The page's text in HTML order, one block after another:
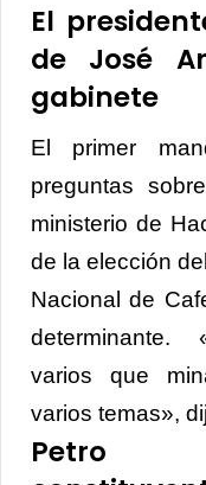
El
de José
gabinete
El primer
preguntas
ministerio de
de la elección
Nacional de
determinante.
varios que
varios temas»,
Petro